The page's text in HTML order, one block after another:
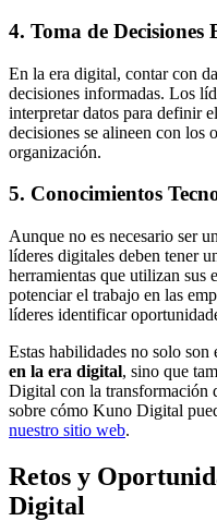
4. Toma de Decisiones
En la era digital, contar con
decisiones informadas. Los
interpretar datos para definir
decisiones se alineen con los
organización.
5. Conocimientos
Aunque no es necesario ser
líderes digitales deben tener
herramientas que utilizan sus
potenciar el trabajo en las
líderes identificar
Estas habilidades no solo son
en la era digital, sino que
Digital con la transformación
sobre cómo Kuno Digital
nuestro sitio web.
Retos y
Digital